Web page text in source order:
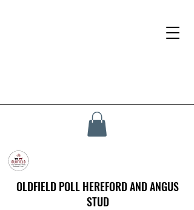
OLDFIELD POLL HEREFORD AND ANGUS
STUD